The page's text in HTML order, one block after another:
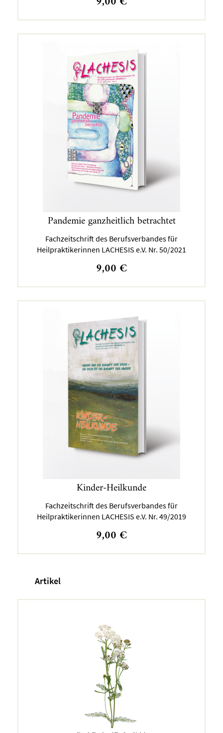
Pandemie ganzheitlich betrachtet
Fachzeitschrift des Berufsverbandes für
Heilpraktikerinnen LACHESIS e.V. Nr. 50/2021
9,00 €
Kinder-Heilkunde
Fachzeitschrift des Berufsverbandes für
Heilpraktikerinnen LACHESIS e.V. Nr. 49/2019
9,00 €
Artikel